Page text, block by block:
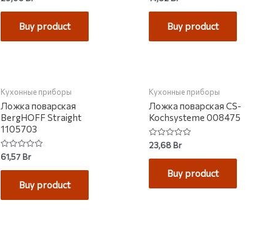
0
out
Buy product
0
out
Buy product
Кухонные приборы
Ложка поварская
BergHOFF Straight
1105703
Rated
0
out
61,57Br
Buy product
Кухонные приборы
Ложка поварская CS-
Kochsysteme 008475
Rated
0
out
23,68Br
Buy product